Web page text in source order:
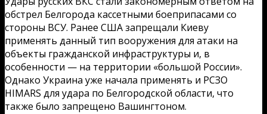
обстрел Белгорода кассетными боеприпасами со
стороны ВСУ. Ранее США запрещали Киеву
применять данный тип вооружения для атаки на
объекты гражданской инфраструктуры и, в
особенности — на территории «большой России».
Однако Украина уже начала применять и РСЗО
HIMARS для удара по Белгородской области, что
также было запрещено Вашингтоном.